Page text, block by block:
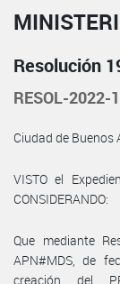
Resolución
RESOL-2022-
Ciudad de
VISTO el
CONSIDERANDO:
Que mediante
APN#MDS, de
creación del